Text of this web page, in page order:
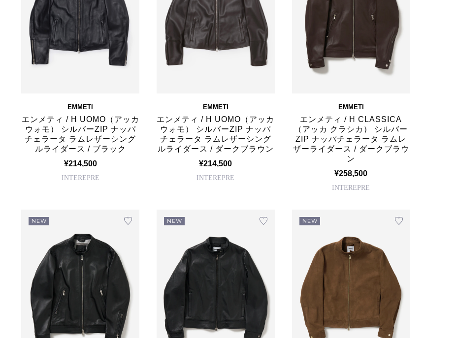
EMMETI
エンメティ / H UOMO（アッカ
ウォモ） シルバーZIP ナッパ
チェラータ ラムレザーシング
ルライダース / ブラック
¥214,500
INTEREPRE
EMMETI
エンメティ / H UOMO（アッカ
ウォモ） シルバーZIP ナッパ
チェラータ ラムレザーシング
ルライダース / ダークブラウン
¥214,500
INTEREPRE
EMMETI
エンメティ / H CLASSICA
（アッカ クラシカ） シルバー
ZIP ナッパチェラータ ラムレ
ザーライダース / ダークブラウ
ン
¥258,500
INTEREPRE
NEW NEW NEW